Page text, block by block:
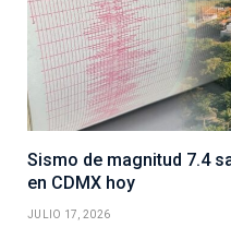
Sismo de magnitud 7.4
en CDMX hoy
JULIO 17, 2026